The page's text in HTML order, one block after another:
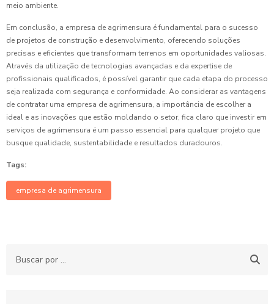
meio ambiente.
Em conclusão, a empresa de agrimensura é fundamental para o sucesso
de projetos de construção e desenvolvimento, oferecendo soluções
precisas e eficientes que transformam terrenos em oportunidades valiosas.
Através da utilização de tecnologias avançadas e da expertise de
profissionais qualificados, é possível garantir que cada etapa do processo
seja realizada com segurança e conformidade. Ao considerar as vantagens
de contratar uma empresa de agrimensura, a importância de escolher a
ideal e as inovações que estão moldando o setor, fica claro que investir em
serviços de agrimensura é um passo essencial para qualquer projeto que
busque qualidade, sustentabilidade e resultados duradouros.
Tags:
empresa de agrimensura